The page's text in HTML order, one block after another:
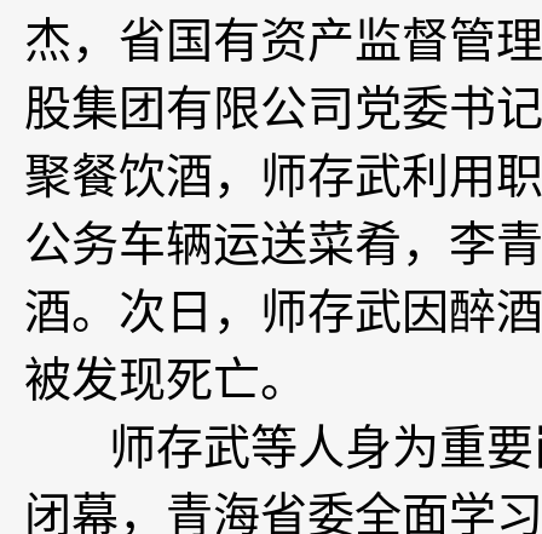
杰，省国有资产监督管
股集团有限公司党委书
聚餐饮酒，师存武利用
公务车辆运送菜肴，李
酒。次日，师存武因醉
被发现死亡。
师存武等人身为重要
闭幕，青海省委全面学